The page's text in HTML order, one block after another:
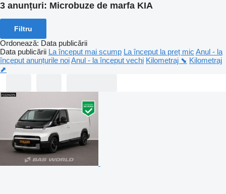
3 anunțuri: Microbuze de marfa KIA
Filtru
Ordonează: Data publicării
Data publicării La început mai scump La început la preț mic Anul - la
început anunțurile noiAnul - la început vechi Kilometraj ⬊ Kilometraj
⬈